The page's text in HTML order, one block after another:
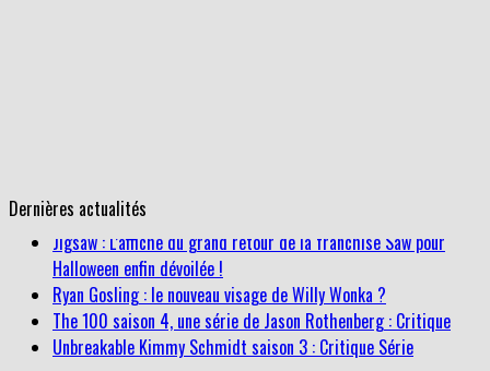
Dernières actualités
Ryan Gosling : le nouveau visage de Willy Wonka ?
The 100 saison 4, une série de Jason Rothenberg : Critique
Unbreakable Kimmy Schmidt saison 3 : Critique Série
Jigsaw : L’affiche du grand retour de la franchise Saw pour
Halloween enfin dévoilée !